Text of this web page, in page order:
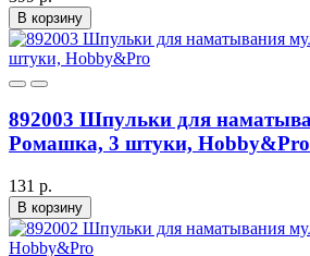
В корзину
892003 Шпульки для
Ромашка, 3 штуки, Hobby&Pro
131 р.
В корзину